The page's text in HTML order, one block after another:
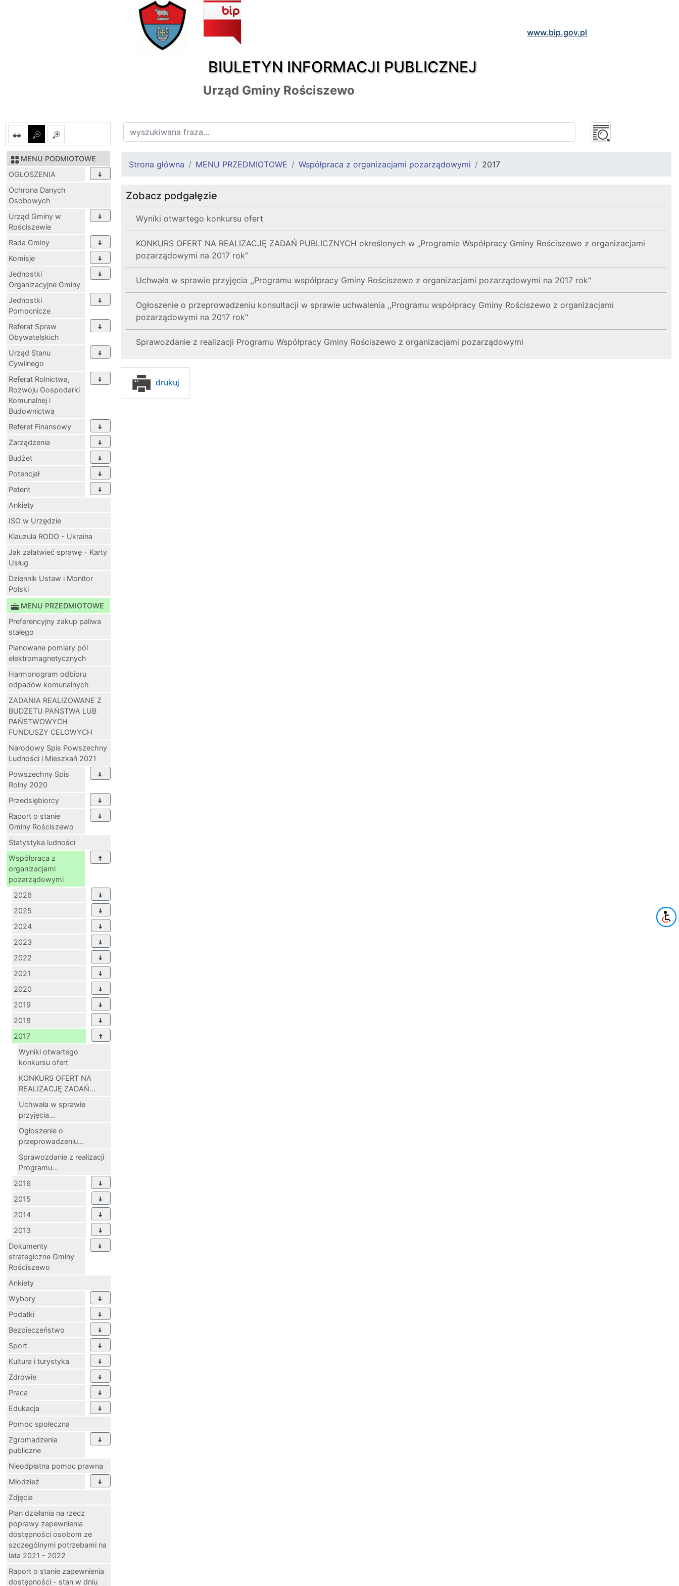
BIULETYN INFORMACJI PUBLICZNEJ
www.bip.gov.pl
Urząd Gminy Rościszewo
MENU PODMIOTOWE
OGŁOSZENIA
Ochrona Danych
Osobowych
Urząd Gminy w
Rościszewie
Rada Gminy
Komisje
Jednostki
Organizacyjne Gminy
Jednostki
Pomocnicze
Referat Spraw
Obywatelskich
Urząd Stanu
Cywilnego
Referat Rolnictwa,
Rozwoju Gospodarki
Komunalnej i
Budownictwa
Referet Finansowy
Zarządzenia
Budżet
Potencjał
Petent
Ankiety
ISO w Urzędzie
Klauzula RODO - Ukraina
Jak załatwieć sprawę - Karty
Usług
Dziennik Ustaw i Monitor
Polski
MENU PRZEDMIOTOWE
Preferencyjny zakup paliwa
stałego
Planowane pomiary pól
elektromagnetycznych
Harmonogram odbioru
odpadów komunalnych
ZADANIA REALIZOWANE Z
BUDŻETU PAŃSTWA LUB
PAŃSTWOWYCH
FUNDUSZY CELOWYCH
Narodowy Spis Powszechny
Ludności i Mieszkań 2021
Powszechny Spis
Rolny 2020
Przedsiębiorcy
Raport o stanie
Gminy Rościszewo
Statystyka ludności
Współpraca z
organizacjami
pozarządowymi
2026
2025
2024
2023
2022
2021
2020
2019
2018
2017
Wyniki otwartego
konkursu ofert
KONKURS OFERT NA
REALIZACJĘ ZADAŃ...
Uchwała w sprawie
przyjęcia...
Ogłoszenie o
przeprowadzeniu...
Sprawozdanie z realizacji
Programu...
2016
2015
2014
2013
Dokumenty
strategiczne Gminy
Rościszewo
Ankiety
Wybory
Podatki
Bezpieczeństwo
Sport
Kultura i turystyka
Zdrowie
Praca
Edukacja
Pomoc społeczna
Zgromadzenia
publiczne
Nieodpłatna pomoc prawna
Młodzież
Zdjęcia
Plan działania na rzecz
poprawy zapewnienia
dostępności osobom ze
szczególnymi potrzebami na
lata 2021 - 2022
Raport o stanie zapewnienia
dostępności - stan w dniu
Strona główna MENU PRZEDMIOTOWE Współpraca z organizacjami pozarządowymi 2017
Zobacz podgałęzie
Wyniki otwartego konkursu ofert
KONKURS OFERT NA REALIZACJĘ ZADAŃ PUBLICZNYCH określonych w „Programie Współpracy Gminy Rościszewo z organizacjami
pozarządowymi na 2017 rok”
Uchwała w sprawie przyjęcia ,,Programu współpracy Gminy Rościszewo z organizacjami pozarządowymi na 2017 rok"
Ogłoszenie o przeprowadzeniu konsultacji w sprawie uchwalenia ,,Programu współpracy Gminy Rościszewo z organizacjami
pozarządowymi na 2017 rok"
Sprawozdanie z realizacji Programu Współpracy Gminy Rościszewo z organizacjami pozarządowymi
drukuj